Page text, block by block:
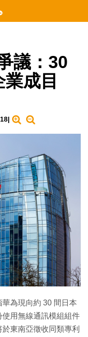
議：30
成目
|
為現向約 30 間日本
用無線通訊模組組件
東南亞徵收同類專利